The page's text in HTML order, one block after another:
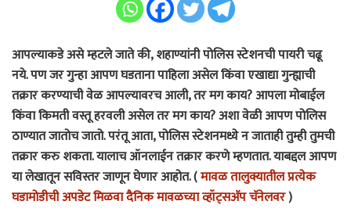
आपल्याकडे असे म्हटले जाते की, शहाण्यांनी पोलिस स्टेशनची पायरी चढू
नये. पण जर गुन्हा आपण घडताना पाहिला असेल किंवा एखाद्या गुन्ह्याची
तक्रार करण्याची वेळ आपल्यावरच आली, तर मग काय? आपला मोबाईल
किंवा किमती वस्तू हरवली असेल तर मग काय? अशा वेळी आपण पोलिस
ठाण्यात जातोच जातो. परंतू आता, पोलिस स्टेशनमध्ये न जाताही तुम्ही तुमची
तक्रार करु शकता. यालाच ऑनलाईन तक्रार करणे म्हणतात. याबद्दल आपण
या लेखातून सविस्तर जाणून घेणार आहोत. (मावळ तालुक्यातील प्रत्येक
घडामोडीची अपडेट मिळवा दैनिक मावळच्या व्हॉट्सअ‍ॅप चॅनेलवर)